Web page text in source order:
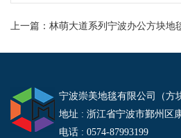
CM-H系列
上一篇： 林萌大道系列宁波办公方块地
宁波崇美地毯有限公司（方
地址 : 浙江省宁波市鄞州区
电话 : 0574-87993199